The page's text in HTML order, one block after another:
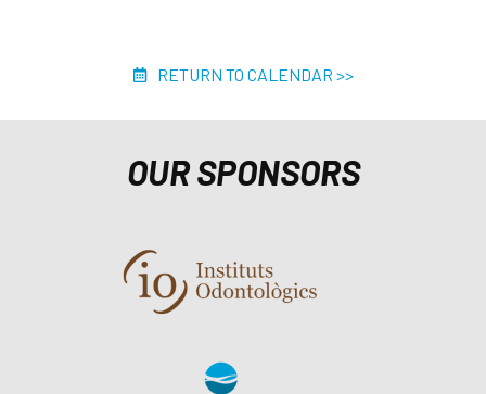
RETURN TO CALENDAR >>
OUR SPONSORS